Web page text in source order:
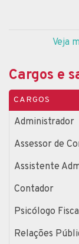
Veja
Cargos e
CARGOS
Administrador
Assessor de
Assistente
Contador
Psicólogo
Relações